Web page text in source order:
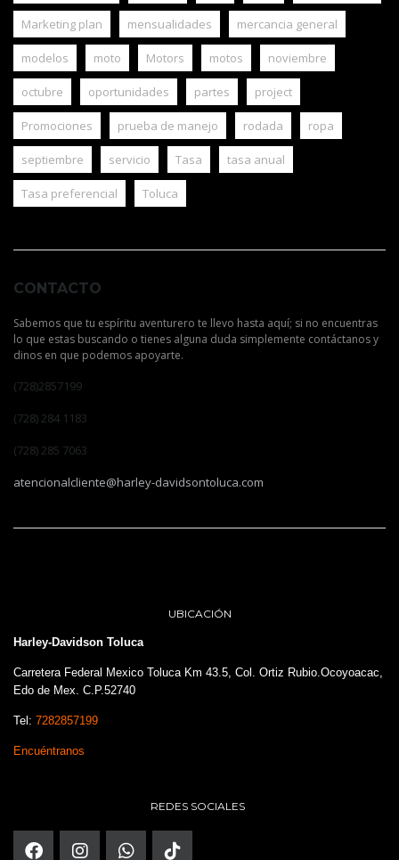
Marketing plan mensualidades mercancia general
modelos moto Motors motos noviembre
octubre oportunidades partes project
Promociones prueba de manejo rodada ropa
septiembre servicio Tasa tasa anual
Tasa preferencial Toluca
CONTACTO
Sabemos que tu espíritu aventurero te llevo hasta aquí; si no encuentras
lo que estas buscando o tienes alguna duda simplemente contáctanos y
dinos en que podemos apoyarte.
(728)2857199
(728) 284 1183
(728) 285 7063
atencionalcliente@harley-davidsontoluca.com
UBICACIÓN
Harley-Davidson Toluca
Carretera Federal Mexico Toluca Km 43.5, Col. Ortiz Rubio.Ocoyoacac,
Edo de Mex. C.P.52740
Tel: 7282857199
Encuéntranos
REDES SOCIALES